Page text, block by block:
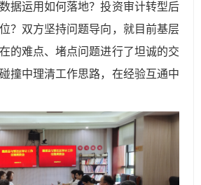
据运用如何落地？投资审计转型后
？双方坚持问题导向，就目前基层
的难点、堵点问题进行了坦诚的交
撞中理清工作思路，在经验互通中